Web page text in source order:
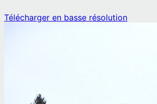
Télécharger en basse résolution